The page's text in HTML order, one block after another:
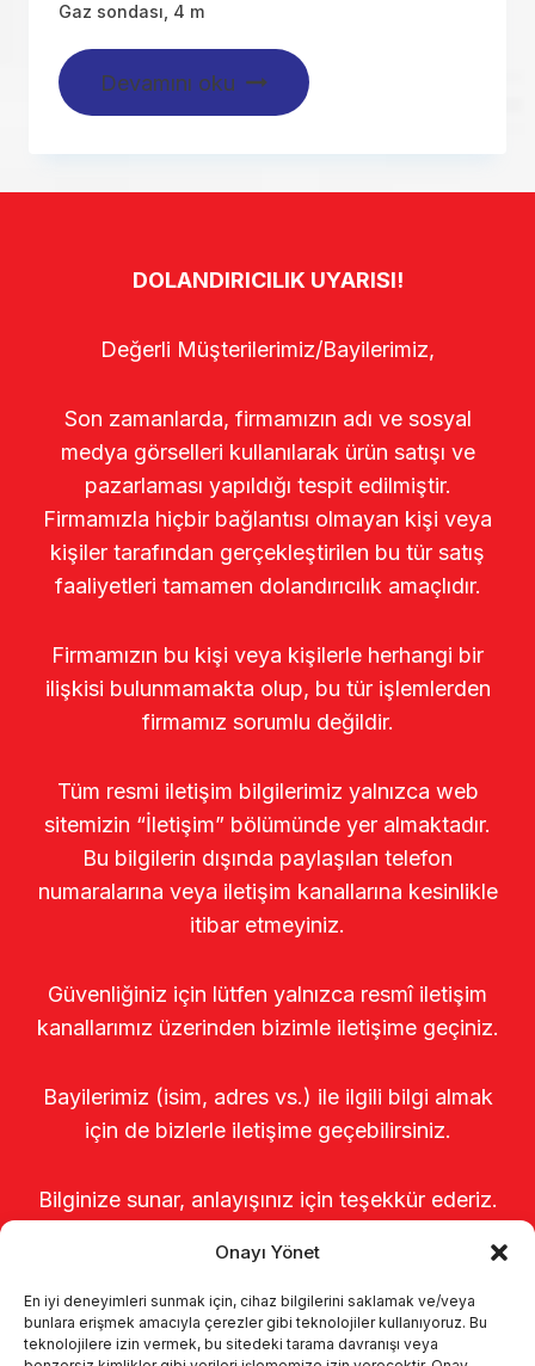
Onayı Yönet
En iyi deneyimleri sunmak için, cihaz bilgilerini saklamak ve/veya
bunlara erişmek amacıyla çerezler gibi teknolojiler kullanıyoruz. Bu
teknolojilere izin vermek, bu sitedeki tarama davranışı veya
Gaz sondası, 4 m
Devamını oku
DOLANDIRICILIK UYARISI!
Değerli Müşterilerimiz/Bayilerimiz,
Son zamanlarda, firmamızın adı ve sosyal
medya görselleri kullanılarak ürün satışı ve
pazarlaması yapıldığı tespit edilmiştir.
Firmamızla hiçbir bağlantısı olmayan kişi veya
kişiler tarafından gerçekleştirilen bu tür satış
faaliyetleri tamamen dolandırıcılık amaçlıdır.
Firmamızın bu kişi veya kişilerle herhangi bir
ilişkisi bulunmamakta olup, bu tür işlemlerden
firmamız sorumlu değildir.
Tüm resmi iletişim bilgilerimiz yalnızca web
sitemizin “İletişim” bölümünde yer almaktadır.
Bu bilgilerin dışında paylaşılan telefon
numaralarına veya iletişim kanallarına kesinlikle
itibar etmeyiniz.
Güvenliğiniz için lütfen yalnızca resmî iletişim
kanallarımız üzerinden bizimle iletişime geçiniz.
Bayilerimiz (isim, adres vs.) ile ilgili bilgi almak
için de bizlerle iletişime geçebilirsiniz.
Bilginize sunar, anlayışınız için teşekkür ederiz.